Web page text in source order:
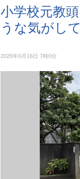
小学校元教
うな気がし
2026年6月16日 7時0分